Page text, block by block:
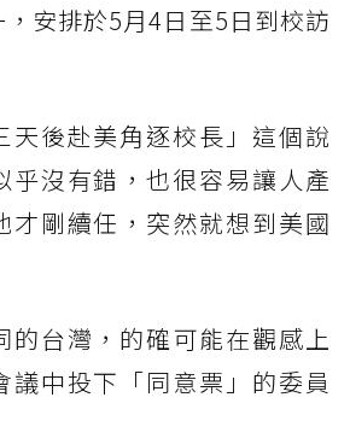
安排於5月4日至5日到校訪
天後赴美角逐校長」這個說
乎沒有錯，也很容易讓人產
才剛續任，突然就想到美國
的台灣，的確可能在觀感上
議中投下「同意票」的委員